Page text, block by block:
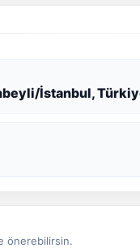
İstanbul,
önerebilirsin.